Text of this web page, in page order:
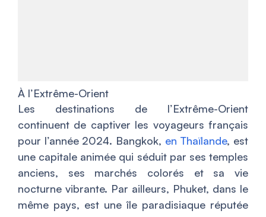
À l’Extrême-Orient
Les destinations de l’Extrême-Orient
continuent de captiver les voyageurs français
pour l’année 2024. Bangkok, en Thaïlande, est
une capitale animée qui séduit par ses temples
anciens, ses marchés colorés et sa vie
nocturne vibrante. Par ailleurs, Phuket, dans le
même pays, est une île paradisiaque réputée